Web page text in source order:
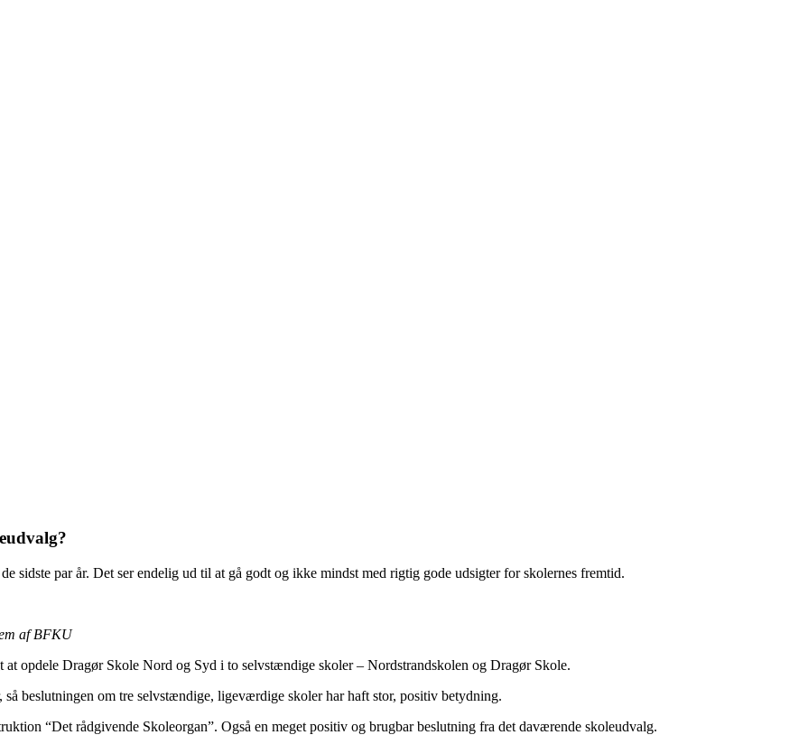
sidste par år. Det ser endelig ud til at gå godt og ikke mindst med rigtig gode udsigter for skolernes fremtid.
af BFKU
opdele Dragør Skole Nord og Syd i to selvstændige skoler – Nordstrandskolen og Dragør Skole.
beslutningen om tre selvstændige, ligeværdige skoler har haft stor, positiv betydning.
“Det rådgivende Skoleorgan”. Også en meget positiv og brugbar beslutning fra det daværende skoleudvalg.